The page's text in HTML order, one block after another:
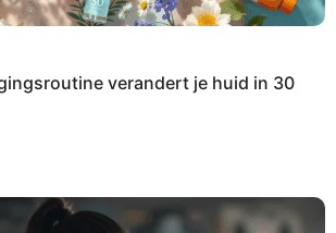
verandert je huid in 30